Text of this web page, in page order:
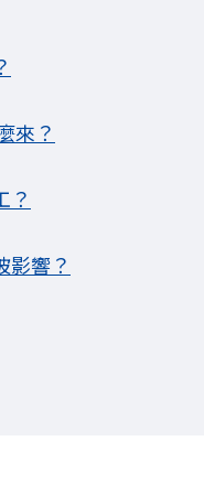
來？
？
影響？